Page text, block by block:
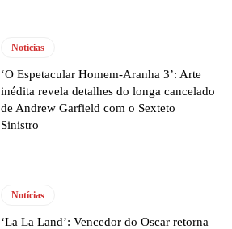
Notícias
‘O Espetacular Homem-Aranha 3’: Arte
inédita revela detalhes do longa cancelado
de Andrew Garfield com o Sexteto
Sinistro
Notícias
‘La La Land’: Vencedor do Oscar retorna